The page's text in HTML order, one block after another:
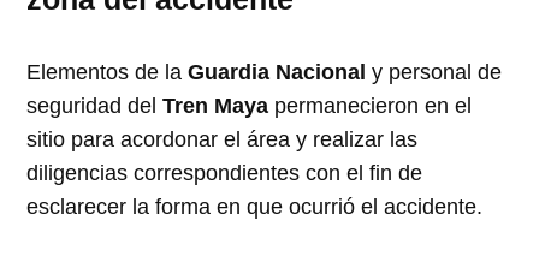
Elementos de laGuardia Nacional y personal de
seguridad delTren Maya permanecieron en el
sitio para acordonar el área y realizar las
diligencias correspondientes con el fin de
esclarecer la forma en que ocurrió el accidente.